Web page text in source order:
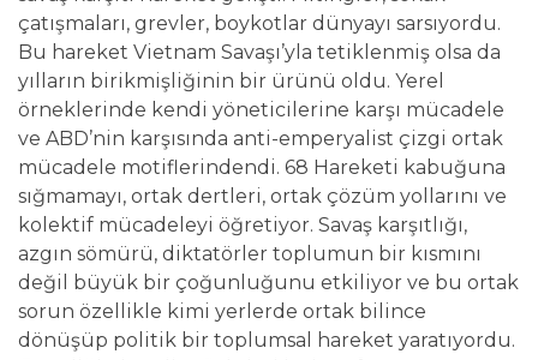
çatışmaları, grevler, boykotlar dünyayı sarsıyordu.
Bu hareket Vietnam Savaşı’yla tetiklenmiş olsa da
yılların birikmişliğinin bir ürünü oldu. Yerel
örneklerinde kendi yöneticilerine karşı mücadele
ve ABD’nin karşısında anti-emperyalist çizgi ortak
mücadele motiflerindendi. 68 Hareketi kabuğuna
sığmamayı, ortak dertleri, ortak çözüm yollarını ve
kolektif mücadeleyi öğretiyor. Savaş karşıtlığı,
azgın sömürü, diktatörler toplumun bir kısmını
değil büyük bir çoğunluğunu etkiliyor ve bu ortak
sorun özellikle kimi yerlerde ortak bilince
dönüşüp politik bir toplumsal hareket yaratıyordu.